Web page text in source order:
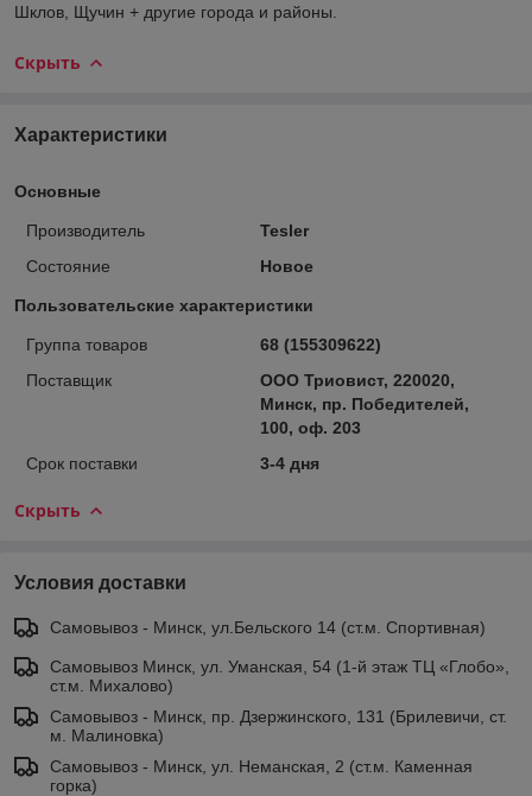
Шклов, Щучин + другие города и районы.
Скрыть
Характеристики
Основные
Производитель
Tesler
Состояние
Новое
Пользовательские характеристики
Группа товаров
68 (155309622)
Поставщик
ООО Триовист, 220020,
Минск, пр. Победителей,
100, оф. 203
Срок поставки
3-4 дня
Скрыть
Условия доставки
Самовывоз - Минск, ул.Бельского 14 (ст.м. Спортивная)
Самовывоз Минск, ул. Уманская, 54 (1-й этаж ТЦ «Глобо»,
ст.м. Михалово)
Самовывоз - Минск, пр. Дзержинского, 131 (Брилевичи, ст.
м. Малиновка)
Самовывоз - Минск, ул. Неманская, 2 (ст.м. Каменная
горка)